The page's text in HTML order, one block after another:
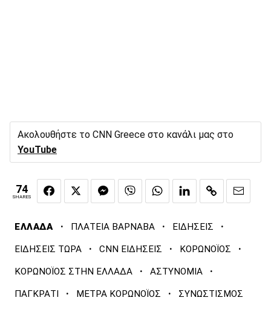
Ακολουθήστε το CNN Greece στο κανάλι μας στο
YouTube
74
SHARES
ΕΛΛΑΔΑ · ΠΛΑΤΕΙΑ ΒΑΡΝΑΒΑ · ΕΙΔΗΣΕΙΣ ·
ΕΙΔΗΣΕΙΣ ΤΩΡΑ · CNN ΕΙΔΗΣΕΙΣ · ΚΟΡΩΝΟΪΟΣ ·
ΚΟΡΩΝΟΪΟΣ ΣΤΗΝ ΕΛΛΑΔΑ · ΑΣΤΥΝΟΜΙΑ ·
ΠΑΓΚΡΑΤΙ · ΜΕΤΡΑ ΚΟΡΩΝΟΪΟΣ · ΣΥΝΩΣΤΙΣΜΟΣ